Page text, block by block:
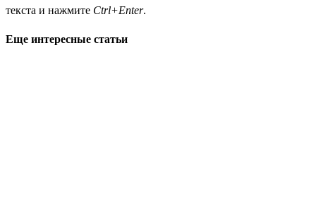
текста и нажмите Ctrl+Enter.
Еще интересные статьи